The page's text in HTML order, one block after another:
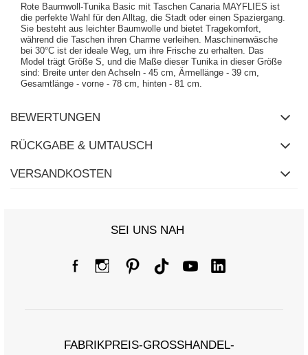
Rote Baumwoll-Tunika Basic mit Taschen Canaria MAYFLIES ist
die perfekte Wahl für den Alltag, die Stadt oder einen Spaziergang.
Sie besteht aus leichter Baumwolle und bietet Tragekomfort,
während die Taschen ihren Charme verleihen. Maschinenwäsche
bei 30°C ist der ideale Weg, um ihre Frische zu erhalten. Das
Model trägt Größe S, und die Maße dieser Tunika in dieser Größe
sind: Breite unter den Achseln - 45 cm, Ärmellänge - 39 cm,
Gesamtlänge - vorne - 78 cm, hinten - 81 cm.
BEWERTUNGEN
RÜCKGABE & UMTAUSCH
VERSANDKOSTEN
SEI UNS NAH
FABRIKPREIS-GROSSHANDEL-K